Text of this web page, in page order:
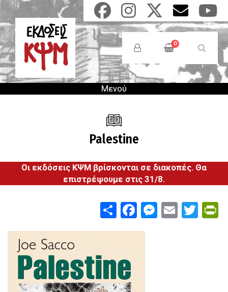
Παράκαμψη
προς
το
κυρίως
περιεχόμενο
Anonymous
Users
Menu
0
Μενού
Palestine
Οι εκδόσεις ΚΨΜ βρίσκονται σε διακοπές. Θα
επιστρέψουμε στις 31/8.
ShareFacebook
Email